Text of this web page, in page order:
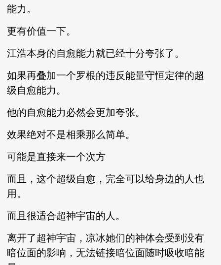
能力。
更有价值一下。
江浩本身的自愈能力就已经十分夸张了。
如果再叠加一个罗根的违反能量守恒定律的超
级自愈能力。
他的自愈能力必然会更加夸张。
效果绝对不是相乘那么简单。
可能是直接来一个次方
而且，这个超级自愈，完全可以给身边的人也
用。
而且很适合超神宇宙的人。
离开了超神宇宙，凉冰她们的神体会受到没有
暗位面的影响，无法链接暗位面随时吸收暗能